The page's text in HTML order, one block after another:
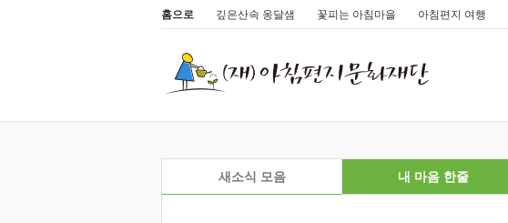
홈으로 깊은산속 옹달샘 꽃피는 아침마을 아침편지 여행
새소식 모음 내 마음 한줄